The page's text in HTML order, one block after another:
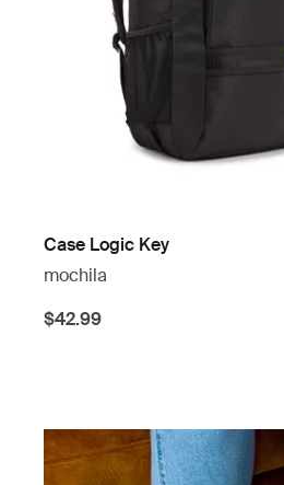
Case Logic Key
mochila
$42.99